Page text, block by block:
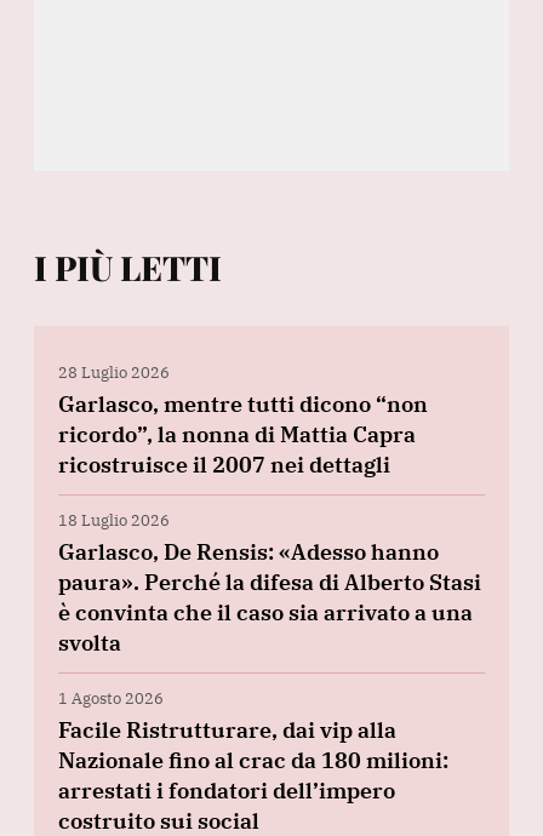
I PIÙ LETTI
28 Luglio 2026
Garlasco, mentre tutti dicono “non
ricordo”, la nonna di Mattia Capra
ricostruisce il 2007 nei dettagli
18 Luglio 2026
Garlasco, De Rensis: «Adesso hanno
paura». Perché la difesa di Alberto Stasi
è convinta che il caso sia arrivato a una
svolta
1 Agosto 2026
Facile Ristrutturare, dai vip alla
Nazionale fino al crac da 180 milioni:
arrestati i fondatori dell’impero
costruito sui social